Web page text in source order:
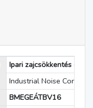
Ipari zajcsökkentés és
Industrial Noise Control
BMEGEÁTBV16